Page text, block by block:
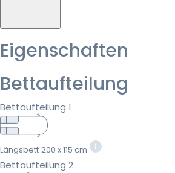
Eigenschaften
Bettaufteilung
Bettaufteilung 1
Längsbett 200 x 115 cm
Bettaufteilung 2